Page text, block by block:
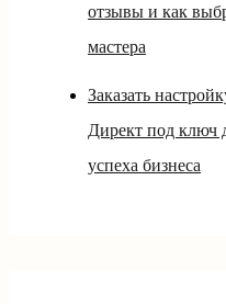
отзывы и как
мастера
Заказать
Директ под ключ
успеха бизнеса